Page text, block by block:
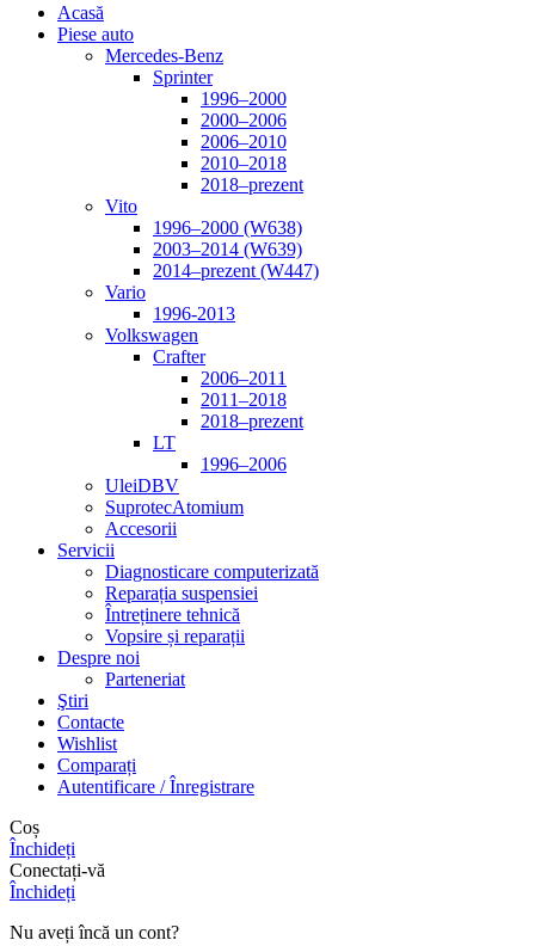
Acasă
Piese auto
Mercedes-Benz
Sprinter
1996–2000
2000–2006
2006–2010
2010–2018
2018–prezent
Vito
1996–2000 (W638)
2003–2014 (W639)
2014–prezent (W447)
Vario
1996-2013
Volkswagen
Crafter
2006–2011
2011–2018
2018–prezent
LT
1996–2006
UleiDBV
SuprotecAtomium
Accesorii
Servicii
Diagnosticare computerizată
Reparația suspensiei
Întreținere tehnică
Vopsire și reparații
Despre noi
Parteneriat
Ştiri
Contacte
Wishlist
Comparați
Autentificare / Înregistrare
Coș
Închideți
Conectați-vă
Închideți
Nu aveți încă un cont?